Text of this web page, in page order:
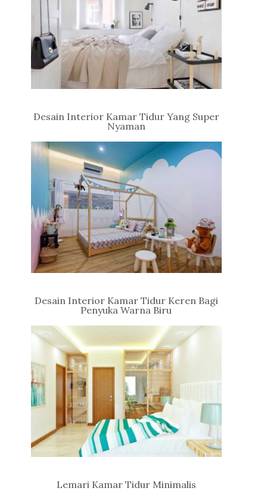
Desain Interior Kamar Tidur Yang Super
Nyaman
Desain Interior Kamar Tidur Keren Bagi
Penyuka Warna Biru
Lemari Kamar Tidur Minimalis